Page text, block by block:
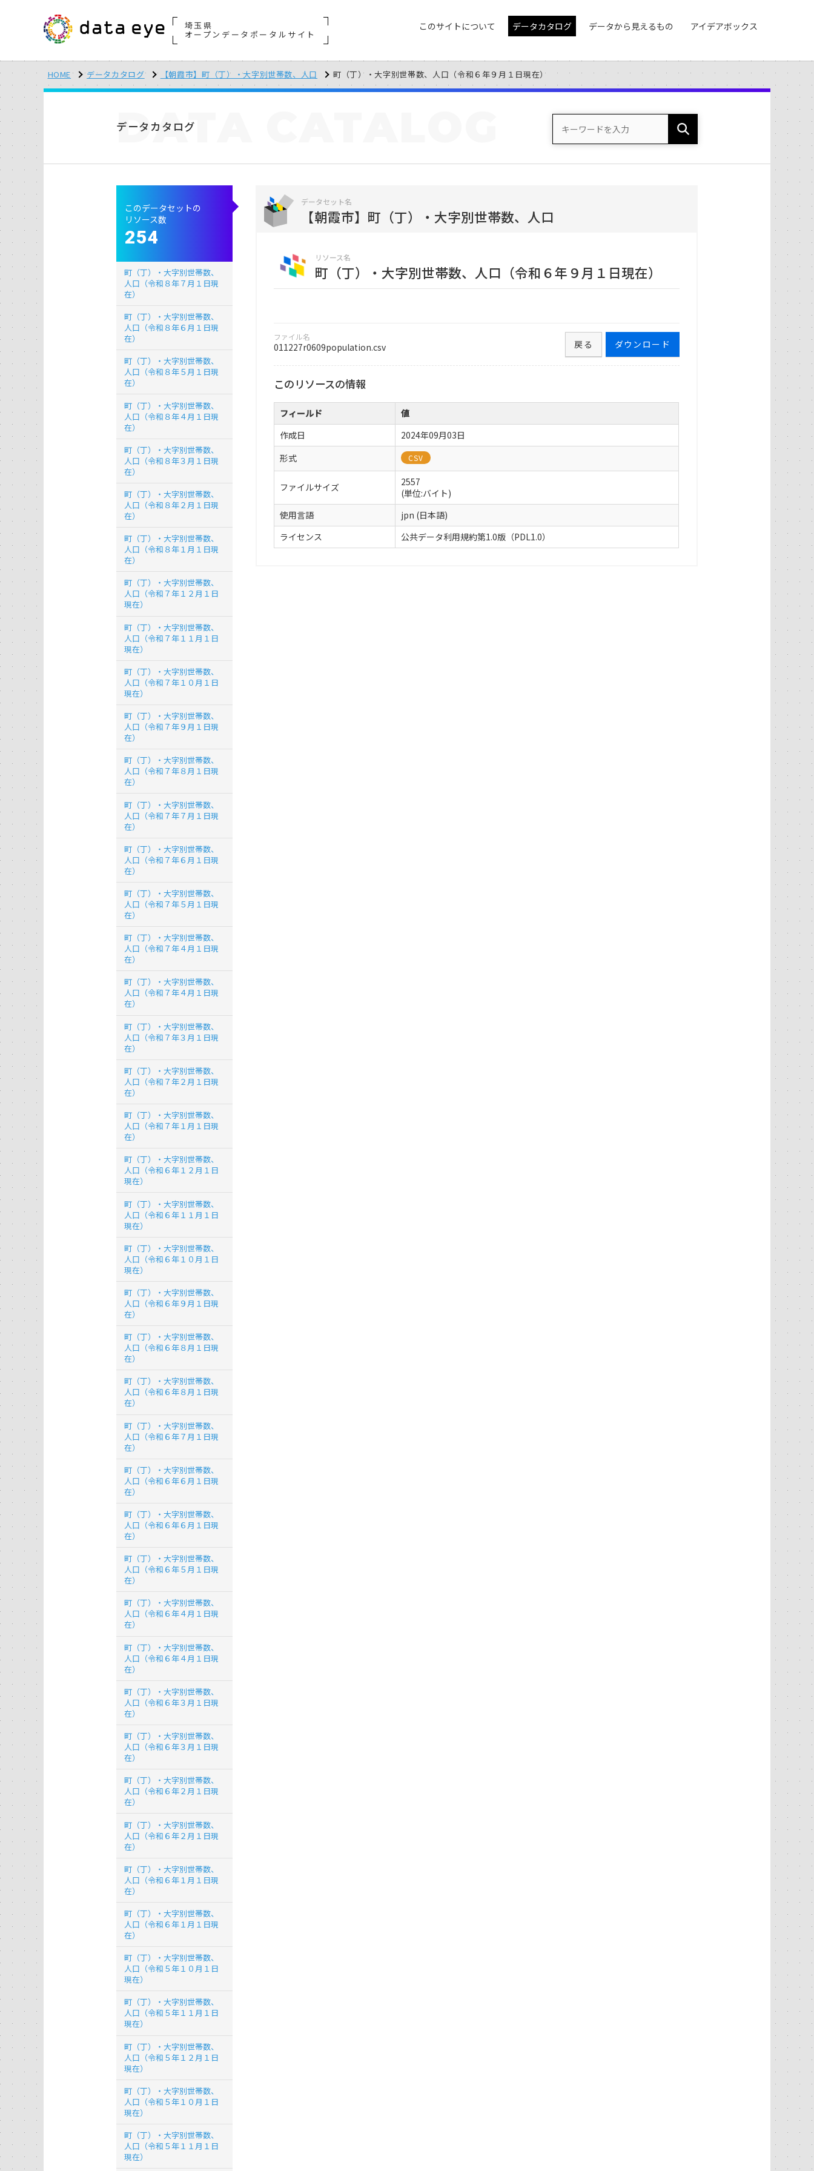
埼玉県
オープンデータポータルサイト
このサイトについて データカタログ データから見えるもの アイデアボックス
HOME データカタログ 【朝霞市】町（丁）・大字別世帯数、人口 町（丁）・大字別世帯数、人口（令和６年９月１日現在）
データカタログ
DATA
データセット名
【朝霞市】町（丁）・大字別世帯数、人口
リソース名
町（丁）・大字別世帯数、人口（令和６年９月１日現在）
ファイル名
011227r0609population.csv ダウンロード
戻る
このリソースの情報
フィールド
値
作成日
2024年09月03日
形式
CSV
ファイルサイズ
2557
(単位:バイト)
使用言語
jpn (日本語)
ライセンス
公共データ利用規約第1.0版（PDL1.0）
このデータセットの
リソース数
254
町（丁）・大字別世帯数、
人口（令和８年７月１日現
在）
町（丁）・大字別世帯数、
人口（令和８年６月１日現
在）
町（丁）・大字別世帯数、
人口（令和８年５月１日現
在）
町（丁）・大字別世帯数、
人口（令和８年４月１日現
在）
町（丁）・大字別世帯数、
人口（令和８年３月１日現
在）
町（丁）・大字別世帯数、
人口（令和８年２月１日現
在）
町（丁）・大字別世帯数、
人口（令和８年１月１日現
在）
町（丁）・大字別世帯数、
人口（令和７年１２月１日
現在）
町（丁）・大字別世帯数、
人口（令和７年１１月１日
現在）
町（丁）・大字別世帯数、
人口（令和７年１０月１日
現在）
町（丁）・大字別世帯数、
人口（令和７年９月１日現
在）
町（丁）・大字別世帯数、
人口（令和７年８月１日現
在）
町（丁）・大字別世帯数、
人口（令和７年７月１日現
在）
町（丁）・大字別世帯数、
人口（令和７年６月１日現
在）
町（丁）・大字別世帯数、
人口（令和７年５月１日現
在）
町（丁）・大字別世帯数、
人口（令和７年４月１日現
在）
町（丁）・大字別世帯数、
人口（令和７年４月１日現
在）
町（丁）・大字別世帯数、
人口（令和７年３月１日現
在）
町（丁）・大字別世帯数、
人口（令和７年２月１日現
在）
町（丁）・大字別世帯数、
人口（令和７年１月１日現
在）
町（丁）・大字別世帯数、
人口（令和６年１２月１日
現在）
町（丁）・大字別世帯数、
人口（令和６年１１月１日
現在）
町（丁）・大字別世帯数、
人口（令和６年１０月１日
現在）
町（丁）・大字別世帯数、
人口（令和６年９月１日現
在）
町（丁）・大字別世帯数、
人口（令和６年８月１日現
在）
町（丁）・大字別世帯数、
人口（令和６年８月１日現
在）
町（丁）・大字別世帯数、
人口（令和６年７月１日現
在）
町（丁）・大字別世帯数、
人口（令和６年６月１日現
在）
町（丁）・大字別世帯数、
人口（令和６年６月１日現
在）
町（丁）・大字別世帯数、
人口（令和６年５月１日現
在）
町（丁）・大字別世帯数、
人口（令和６年４月１日現
在）
町（丁）・大字別世帯数、
人口（令和６年４月１日現
在）
町（丁）・大字別世帯数、
人口（令和６年３月１日現
在）
町（丁）・大字別世帯数、
人口（令和６年３月１日現
在）
町（丁）・大字別世帯数、
人口（令和６年２月１日現
在）
町（丁）・大字別世帯数、
人口（令和６年２月１日現
在）
町（丁）・大字別世帯数、
人口（令和６年１月１日現
在）
町（丁）・大字別世帯数、
人口（令和６年１月１日現
在）
町（丁）・大字別世帯数、
人口（令和５年１０月１日
現在）
町（丁）・大字別世帯数、
人口（令和５年１１月１日
現在）
町（丁）・大字別世帯数、
人口（令和５年１２月１日
現在）
町（丁）・大字別世帯数、
人口（令和５年１０月１日
現在）
町（丁）・大字別世帯数、
人口（令和５年１１月１日
現在）